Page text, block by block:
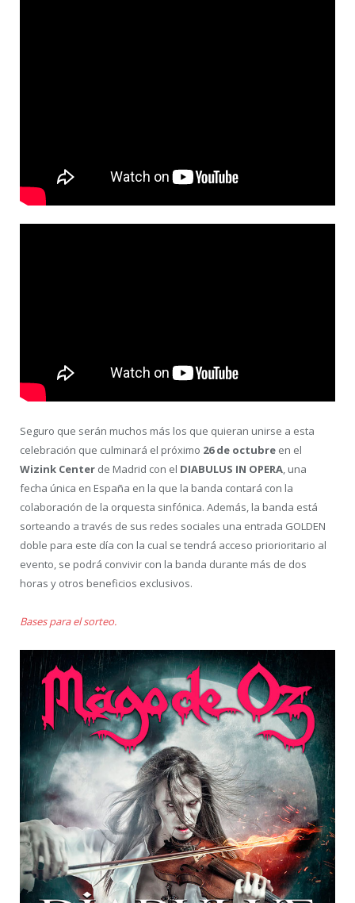
Seguro que serán muchos más los que quieran unirse a esta
celebración que culminará el próximo 26 de octubre en el
Wizink Center de Madrid con el DIABULUS IN OPERA , una
fecha única en España en la que la banda contará con la
colaboración de la orquesta sinfónica. Además, la banda está
sorteando a través de sus redes sociales una entrada GOLDEN
doble para este día con la cual se tendrá acceso priorioritario al
evento, se podrá convivir con la banda durante más de dos
horas y otros beneficios exclusivos.
Bases para el sorteo.